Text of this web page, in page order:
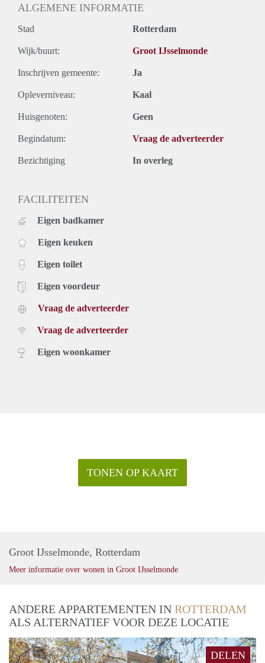
ALGEMENE INFORMATIE
Stad Rotterdam
Wijk/buurt: Groot IJsselmonde
Inschrijven gemeente: Ja
Opleverniveau: Kaal
Huisgenoten: Geen
Begindatum: Vraag de adverteerder
Bezichtiging In overleg
FACILITEITEN
Eigen badkamer
Eigen keuken
Eigen toilet
Eigen voordeur
Vraag de adverteerder
Vraag de adverteerder
Eigen woonkamer
TONEN OP KAART
Groot IJsselmonde, Rotterdam
Meer informatie over wonen in Groot IJsselmonde
ANDERE APPARTEMENTEN IN ROTTERDAM
ALS ALTERNATIEF VOOR DEZE LOCATIE
DELEN